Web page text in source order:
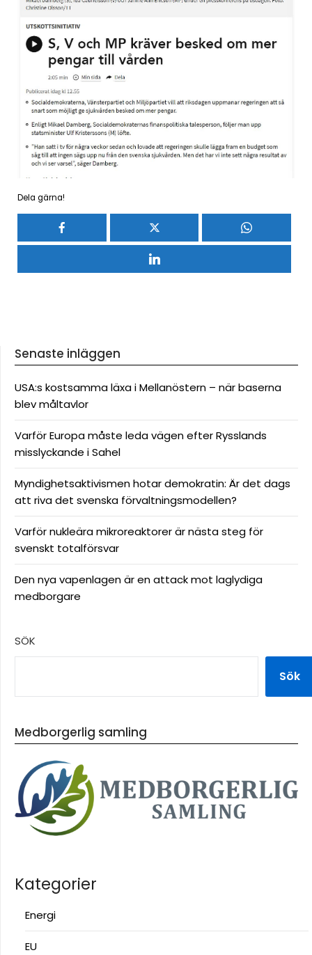
Dela gärna!
Senaste inläggen
USA:s kostsamma läxa i Mellanöstern – när baserna
blev måltavlor
Varför Europa måste leda vägen efter Rysslands
misslyckande i Sahel
Myndighetsaktivismen hotar demokratin: Är det dags
att riva det svenska förvaltningsmodellen?
Varför nukleära mikroreaktorer är nästa steg för
svenskt totalförsvar
Den nya vapenlagen är en attack mot laglydiga
medborgare
SÖK
Sök
Medborgerlig samling
Kategorier
Energi
EU